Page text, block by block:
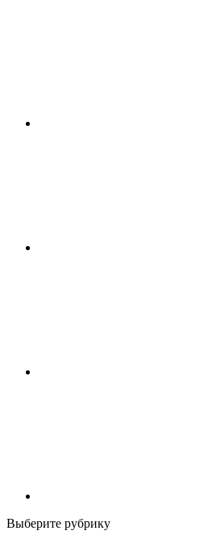
Выберите рубрику